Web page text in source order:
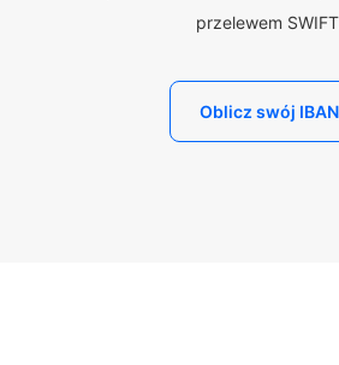
przelewem
Oblicz swój IBAN